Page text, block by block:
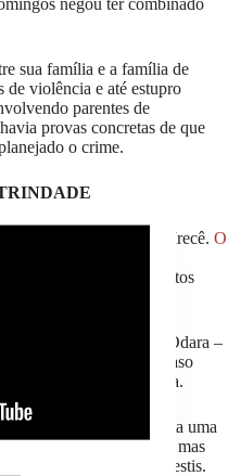
sua família e a família de
de violência e até estupro
parentes de
provas concretas de que
o crime.
mobilização social em Irecê. O
organizações de direitos
por entidades como Odara –
que acompanham o caso
multidisciplinar à vítima.
Paulo Roberto representa uma
de ódio no Brasil, mas
de pessoas trans e travestis.